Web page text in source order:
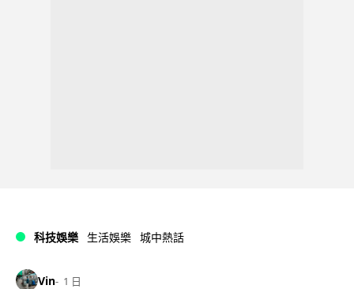
科技娛樂 生活娛樂 城中熱話
Vin 1 日